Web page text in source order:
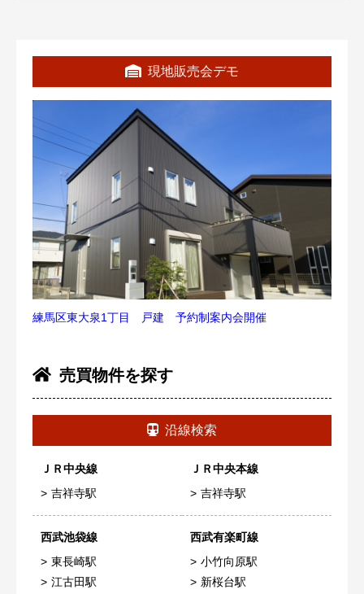
現地販売会デモ
練馬区東大泉1丁目 戸建 予約制案内会開催
売買物件を探す
沿線検索
ＪＲ中央線
吉祥寺駅
ＪＲ中央本線
吉祥寺駅
西武池袋線
東長崎駅
江古田駅
西武有楽町線
小竹向原駅
新桜台駅